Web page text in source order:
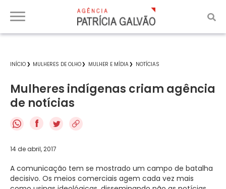
INÍCIO MULHERES DE OLHO MULHER E MÍDIA NOTÍCIAS
Mulheres indígenas criam agência
de notícias
f
14 de abril, 2017
A comunicação tem se mostrado um campo de batalha
decisivo. Os meios comerciais agem cada vez mais